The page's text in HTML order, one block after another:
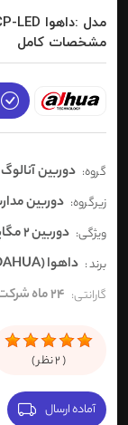
مشخصات کامل
گروه: دوربین
زیرگروه: دوربین
ویژگی: دوربین 2 مگاپیکسل داهوا
برند : داهوا (DAHUA)
گارانتی: 24 ماه شرکت پارس ارتباط و الماس
(
2نظر )
آماده ارسال